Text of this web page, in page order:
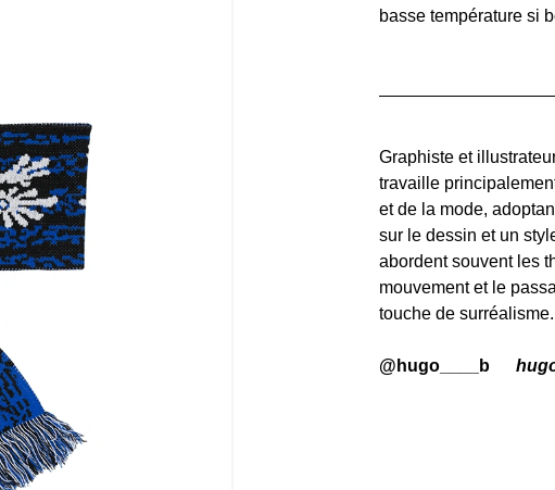
basse température si
Graphiste et
travaille
et de la mode,
sur le dessin et un
abordent souvent les
mouvement et le
touche de surréalisme.
@hugo____b